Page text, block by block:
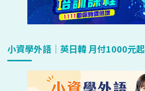
小資學外語｜英日韓 月付1000元起